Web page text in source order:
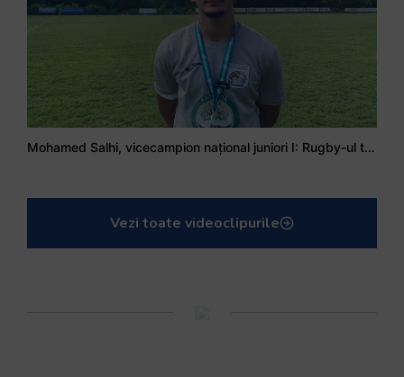
Mohamed Salhi, vicecampion național juniori I: Rugby-ul te învață să accepți și înfrângerile
Vezi toate videoclipurile